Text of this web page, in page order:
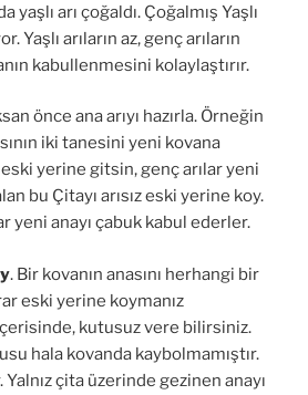
yaşlı arı çoğaldı. Çoğalmış Yaşlı
Yaşlı arıların az, genç arıların
kabullenmesini kolaylaştırır.
önce ana arıyı hazırla. Örneğin
iki tanesini yeni kovana
yerine gitsin, genç arılar yeni
bu Çitayı arısız eski yerine koy.
yeni anayı çabuk kabul ederler.
. Bir kovanın anasını herhangi bir
eski yerine koymanız
kutusuz vere bilirsiniz.
hala kovanda kaybolmamıştır.
çita üzerinde gezinen anayı